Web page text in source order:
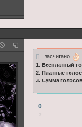
засчитано
1. Бесплатный
2. Платные
3. Сумма
0